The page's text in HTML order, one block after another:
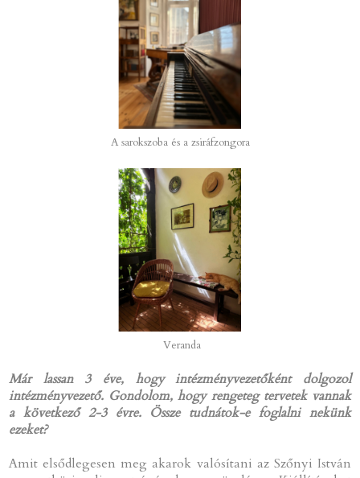
A sarokszoba és a zsiráfzongora
Veranda
Már lassan 3 éve, hogy intézményvezetőként dolgozol
intézményvezető. Gondolom, hogy rengeteg tervetek vannak
a következő 2-3 évre. Össze tudnátok-e foglalni nekünk
ezeket?
Amit elsődlegesen meg akarok valósítani az Szőnyi István